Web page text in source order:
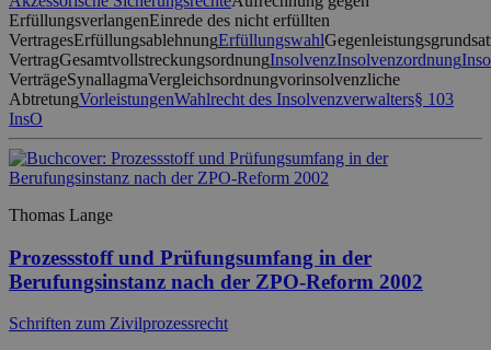
ErfüllungsverlangenEinrede des nicht erfüllten
VertragesErfüllungsablehnungErfüllungswahl
VertragGesamtvollstreckungsordnungInsolvenzInsolvenzordnung
VerträgeSynallagmaVergleichsordnungvorinsolvenzliche
AbtretungVorleistungenWahlrecht des Insolvenzverwalters§ 103
InsO
Thomas Lange
Prozessstoff und Prüfungsumfang in der
Berufungsinstanz nach der ZPO-Reform 2002
Schriften zum Zivilprozessrecht